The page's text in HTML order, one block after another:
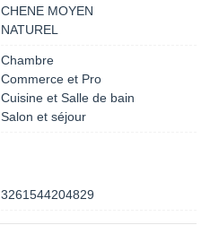
CHENE MOYEN
NATUREL
Chambre
Commerce et Pro
Cuisine et Salle de bain
Salon et séjour
3261544204829